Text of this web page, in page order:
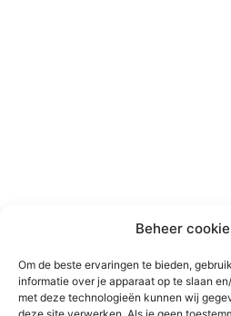
Beheer
Om de beste ervaringen te bieden,
informatie over je apparaat op te slaan
met deze technologieën kunnen wij